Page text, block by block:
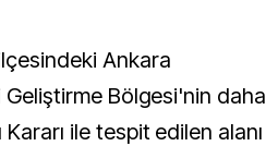
Ankara
Bölgesi'nin daha
ile tespit edilen alanı